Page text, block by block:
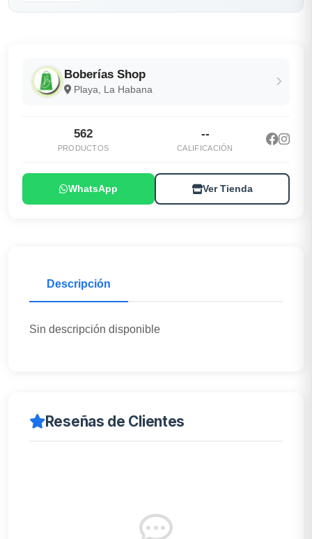
Boberías Shop
Playa, La Habana
562
PRODUCTOS
--
CALIFICACIÓN
WhatsApp Ver Tienda
Descripción
Sin descripción disponible
Reseñas de Clientes